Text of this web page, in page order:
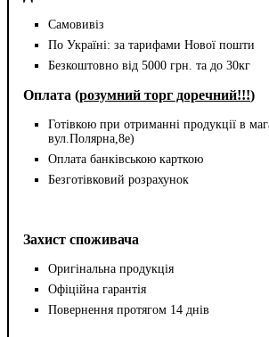
Самовивіз
По Україні: за тарифами Нової пошти
Безкоштовно від 5000 грн. та до 30кг
Оплата (розумний торг доречний!!!)
Готівкою при отриманні продукції в
вул.Полярна,8е)
Оплата банківською карткою
Безготівковий розрахунок
Захист споживача
Оригінальна продукція
Офіційна гарантія
Повернення протягом 14 днів